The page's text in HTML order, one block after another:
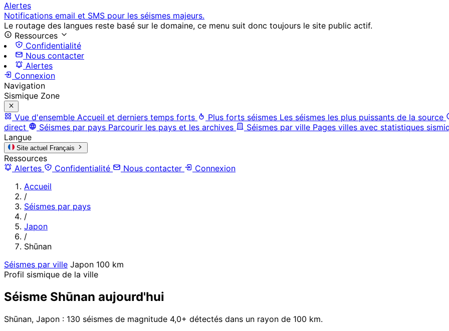
Alertes
Notifications email et SMS pour les séismes majeurs.
Le routage des langues reste basé sur le domaine, ce menu suit donc toujours le site public actif.
Ressources
Confidentialité
Nous contacter
Alertes
Connexion
Navigation
Sismique Zone
Vue d'ensemble Accueil et derniers temps forts Plus forts séismes Les séismes les plus puissants de la source
direct
Séismes par pays Parcourir les pays et les archives Séismes par ville Pages villes avec statistiques
Langue
Site actuel Français
Ressources
Alertes
Confidentialité Nous contacter
Connexion
Accueil
/
Séismes par pays
/
Japon
/
Shūnan
Séismes par ville Japon 100 km
Profil sismique de la ville
Séisme Shūnan aujourd'hui
Shūnan, Japon : 130 séismes de magnitude 4,0+ détectés dans un rayon de 100 km.